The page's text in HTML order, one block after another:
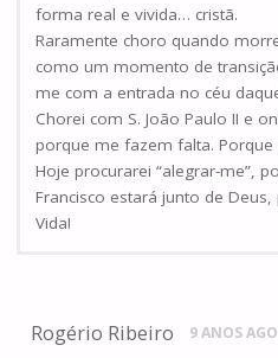
forma real e vivida… cristã.
Raramente choro quando
como um momento de
me com a entrada no céu
Chorei com S. João Paulo II e
porque me fazem falta.
Hoje procurarei “alegrar-me”,
Francisco estará junto de
Vida!
Rogério Ribeiro 9 ANOS AGO